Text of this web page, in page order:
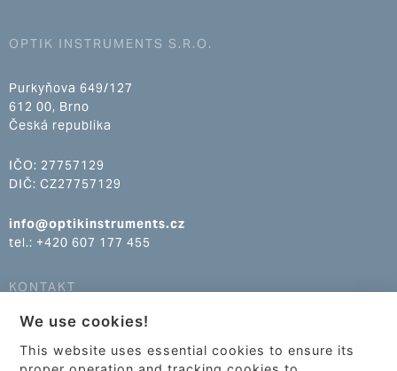
OPTIK INSTRUMENTS S.R.O.
Purkyňova 649/127
612 00, Brno
Česká republika
IČO: 27757129
DIČ: CZ27757129
info@optikinstruments.cz
tel.: +420 607 177 455
KONTAKT
info@optikinstruments.cz
tel.: +420 607 177 455
We use cookies!
This website uses essential cookies to ensure its